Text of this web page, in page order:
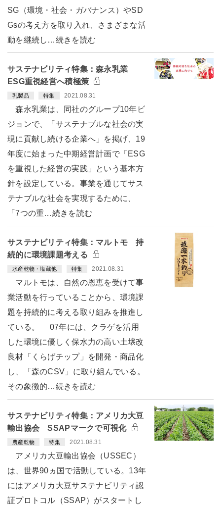
SG（環境・社会・ガバナンス）やSD
Gsの考え方を取り入れ、さまざまな活
動を継続し…続きを読む
サステナビリティ特集：森永乳業
ESG重視経営へ積極策
乳製品 特集 2021.08.31
森永乳業は、同社のグループ10年ビ
ジョンで、「サステナブルな社会の実
現に貢献し続ける企業へ」を掲げ、19
年度に始まった中期経営計画で「ESG
を重視した経営の実践」という基本方
針を設定している。事業を通じてサス
テナブルな社会を実現するために、
「7つの重…続きを読む
サステナビリティ特集：マルトモ 持
続的に環境課題考える
水産乾物・塩蔵他 特集 2021.08.31
マルトモは、自然の恩恵を受けて事
業活動を行っていることから、環境課
題を持続的に考える取り組みを推進し
ている。 07年には、クラゲを活用
した環境に優しく保水力の高い土壌改
良材「くらげチップ」を開発・商品化
し、「森のCSV」に取り組んでいる。
その象徴的…続きを読む
サステナビリティ特集：アメリカ大豆
輸出協会 SSAPマークで可視化
農産乾物 特集 2021.08.31
アメリカ大豆輸出協会（USSEC）
は、世界90ヵ国で活動している。13年
にはアメリカ大豆サステナビリティ認
証プロトコル（SSAP）がスタートし